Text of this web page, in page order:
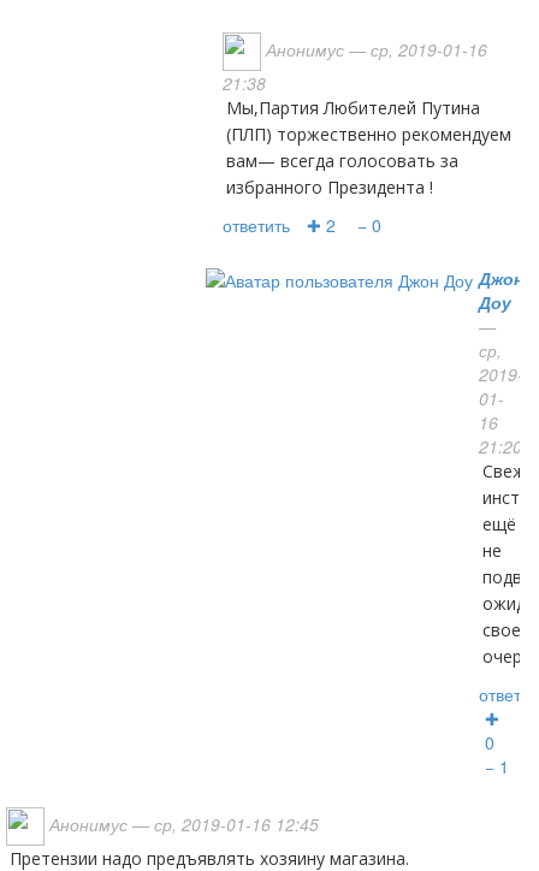
Анонимус — ср, 2019-01-16
21:38
Мы,Партия Любителей Путина
(ПЛП) торжественно рекомендуем
вам— всегда голосовать за
избранного Президента !
ответить ✚ 2 − 0
Джон
Доу
—
ср,
2019-
01-
16
21:20
свежие
ещё
не
своей
✚
0
− 1
Анонимус — ср, 2019-01-16 12:45
Претензии надо предъявлять хозяину магазина.